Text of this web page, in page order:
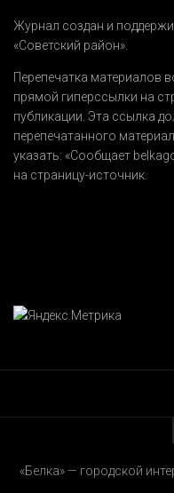
Журнал создан и
«Советский район».
Перепечатка материалов
прямой гиперссылки на
публикации. Эта ссылка
перепечатанного
указать: «Сообщает
на страницу-источник.
РЕКЛАМОДАТЕЛЯМ
«Белка» — городской